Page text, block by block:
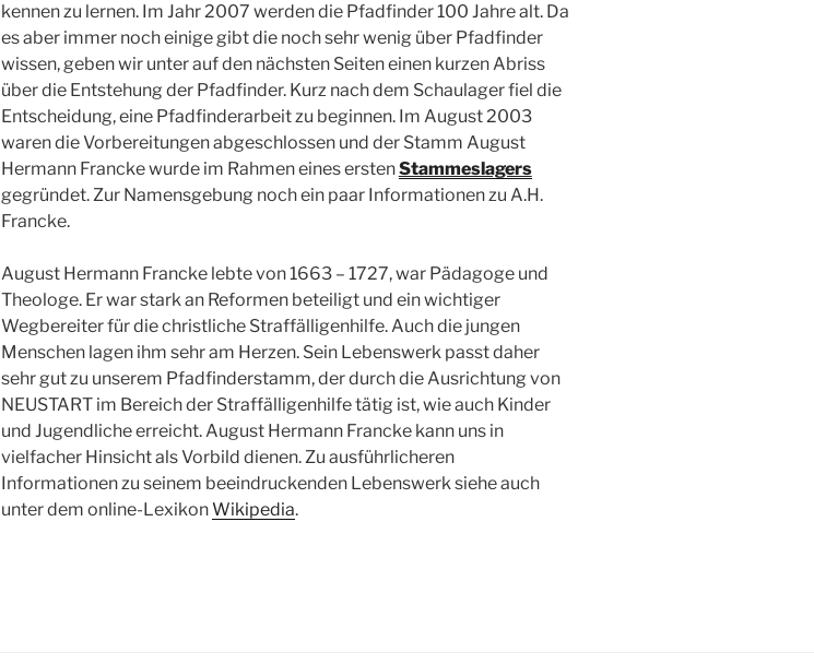
kennen zu lernen. Im Jahr 2007 werden die Pfadfinder 100 Jahre alt. Da
es aber immer noch einige gibt die noch sehr wenig über Pfadfinder
wissen, geben wir unter auf den nächsten Seiten einen kurzen Abriss
über die Entstehung der Pfadfinder. Kurz nach dem Schaulager fiel die
Entscheidung, eine Pfadfinderarbeit zu beginnen. Im August 2003
waren die Vorbereitungen abgeschlossen und der Stamm August
Hermann Francke wurde im Rahmen eines erstenStammeslagers
gegründet. Zur Namensgebung noch ein paar Informationen zu A.H.
Francke.
August Hermann Francke lebte von 1663 – 1727, war Pädagoge und
Theologe. Er war stark an Reformen beteiligt und ein wichtiger
Wegbereiter für die christliche Straffälligenhilfe. Auch die jungen
Menschen lagen ihm sehr am Herzen. Sein Lebenswerk passt daher
sehr gut zu unserem Pfadfinderstamm, der durch die Ausrichtung von
NEUSTART im Bereich der Straffälligenhilfe tätig ist, wie auch Kinder
und Jugendliche erreicht. August Hermann Francke kann uns in
vielfacher Hinsicht als Vorbild dienen. Zu ausführlicheren
Informationen zu seinem beeindruckenden Lebenswerk siehe auch
unter dem online-LexikonWikipedia.